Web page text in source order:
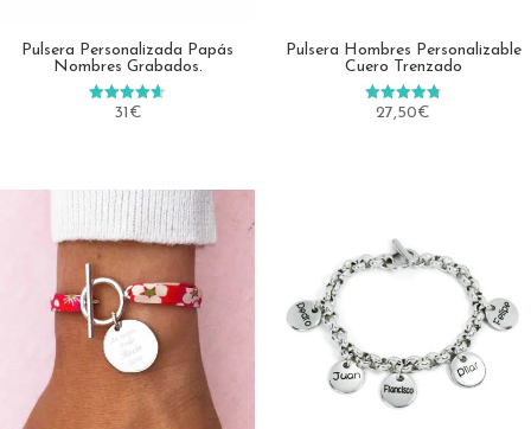
Pulsera Personalizada Papás
Nombres Grabados.
Valorado
31 €
Pulsera Hombres Personalizable
Cuero Trenzado
Valorado en
27,50€